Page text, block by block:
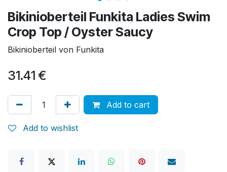
Bikinioberteil Funkita Ladies Swim
Crop Top / Oyster Saucy
Bikinioberteil von Funkita
31.41 €
Add to cart
Add to wishlist